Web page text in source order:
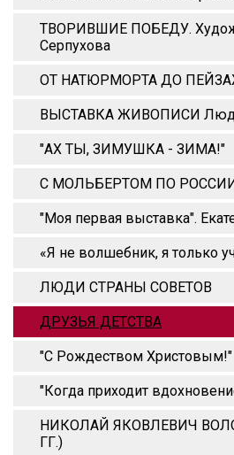
ТВОРИВШИЕ ПОБЕДУ.
Серпухова
ОТ НАТЮРМОРТА ДО
ВЫСТАВКА ЖИВОПИСИ
"АХ ТЫ, ЗИМУШКА - ЗИМА!"
С МОЛЬБЕРТОМ ПО
"Моя первая выставка".
«Я не волшебник, я только
ЛЮДИ СТРАНЫ СОВЕТОВ
ДРУЗЬЯ ДЕТСТВА
"С Рождеством Христовым!"
"Когда приходит
НИКОЛАЙ ЯКОВЛЕВИЧ
ГГ.)